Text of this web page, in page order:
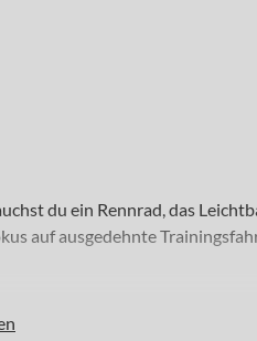
du ein Rennrad, das
auf ausgedehnte